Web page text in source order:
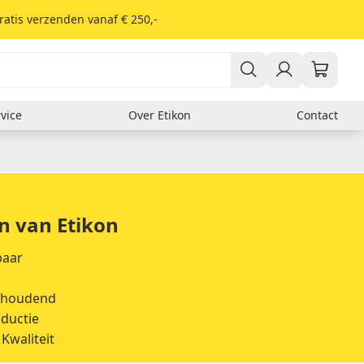
verzenden vanaf € 250,-
Er zitten nog geen producten in je winkelwagen.
GLS
Over Etikon Contact
van Etikon